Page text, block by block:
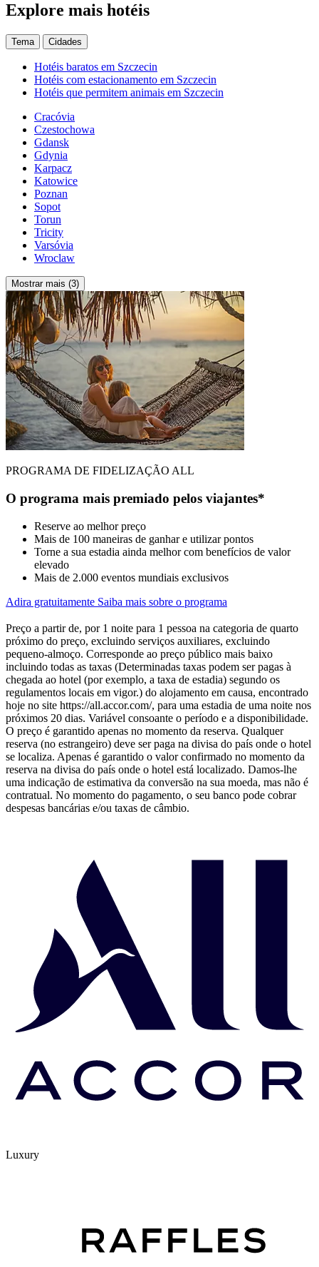
Explore mais hotéis
Tema Cidades
Hotéis baratos em Szczecin
Hotéis com estacionamento em Szczecin
Hotéis que permitem animais em Szczecin
Cracóvia
Czestochowa
Gdansk
Gdynia
Karpacz
Katowice
Poznan
Sopot
Torun
Tricity
Varsóvia
Wroclaw
Mostrar mais (3)
PROGRAMA DE FIDELIZAÇÃO ALL
O programa mais premiado pelos viajantes*
Reserve ao melhor preço
Mais de 100 maneiras de ganhar e utilizar pontos
Torne a sua estadia ainda melhor com benefícios de valor
elevado
Mais de 2.000 eventos mundiais exclusivos
Adira gratuitamente Saiba mais sobre o programa
Preço a partir de, por 1 noite para 1 pessoa na categoria de quarto
próximo do preço, excluindo serviços auxiliares, excluindo
pequeno-almoço. Corresponde ao preço público mais baixo
incluindo todas as taxas (Determinadas taxas podem ser pagas à
chegada ao hotel (por exemplo, a taxa de estadia) segundo os
regulamentos locais em vigor.) do alojamento em causa, encontrado
hoje no site https://all.accor.com/, para uma estadia de uma noite nos
próximos 20 dias. Variável consoante o período e a disponibilidade.
O preço é garantido apenas no momento da reserva. Qualquer
reserva (no estrangeiro) deve ser paga na divisa do país onde o hotel
se localiza. Apenas é garantido o valor confirmado no momento da
reserva na divisa do país onde o hotel está localizado. Damos-lhe
uma indicação de estimativa da conversão na sua moeda, mas não é
contratual. No momento do pagamento, o seu banco pode cobrar
despesas bancárias e/ou taxas de câmbio.
Luxury